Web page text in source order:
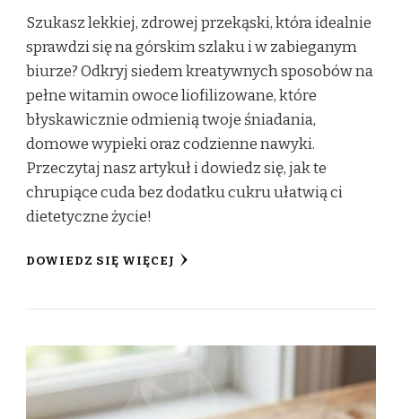
Szukasz lekkiej, zdrowej przekąski, która idealnie
sprawdzi się na górskim szlaku i w zabieganym
biurze? Odkryj siedem kreatywnych sposobów na
pełne witamin owoce liofilizowane, które
błyskawicznie odmienią twoje śniadania,
domowe wypieki oraz codzienne nawyki.
Przeczytaj nasz artykuł i dowiedz się, jak te
chrupiące cuda bez dodatku cukru ułatwią ci
dietetyczne życie!
DOWIEDZ SIĘ WIĘCEJ